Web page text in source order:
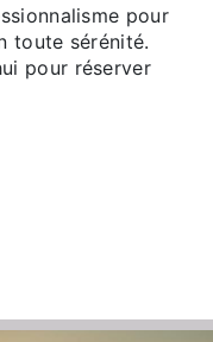
pour
toute sérénité.
pour réserver